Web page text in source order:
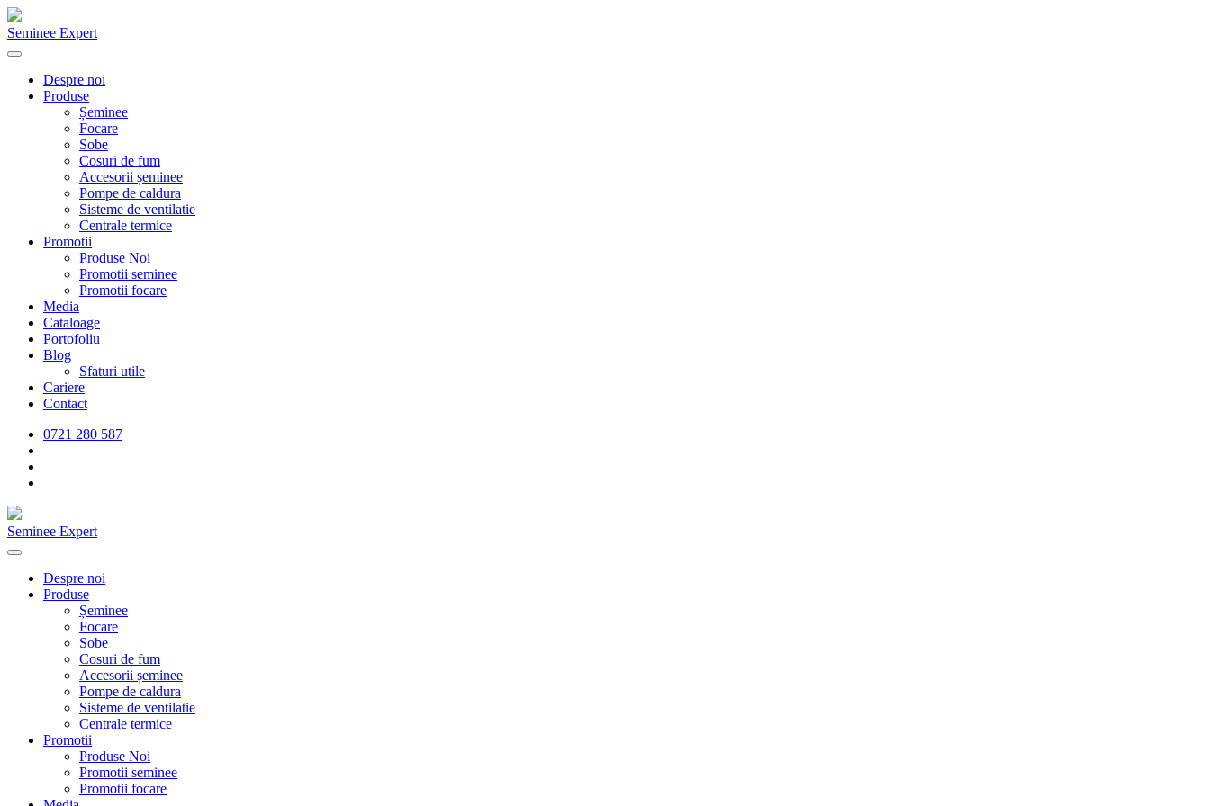
Seminee Expert
Despre noi
Produse
Șeminee
Focare
Sobe
Cosuri de fum
Accesorii șeminee
Pompe de caldura
Sisteme de ventilatie
Centrale termice
Promotii
Produse Noi
Promotii seminee
Promotii focare
Media
Cataloage
Portofoliu
Blog
Sfaturi utile
Cariere
Contact
0721 280 587
Seminee Expert
Despre noi
Produse
Șeminee
Focare
Sobe
Cosuri de fum
Accesorii șeminee
Pompe de caldura
Sisteme de ventilatie
Centrale termice
Promotii
Produse Noi
Promotii seminee
Promotii focare